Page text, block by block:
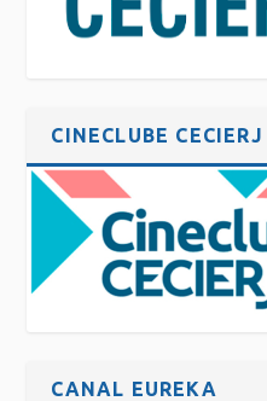
CINECLUBE CECIERJ
CANAL EUREKA